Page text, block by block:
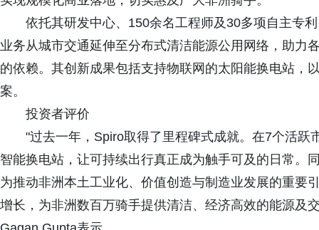
依托其研发中心、150余名工程师及30多项自主专
业务从城市交通延伸至分布式清洁能源公用网络，助力
的依赖。其创新成果包括支持物联网的太阳能换电站，
案。
投资者评价
"过去一年，Spiro取得了里程碑式成就。在7个活
智能换电站，让可持续出行真正成为触手可及的日常。
为推动非洲本土工业化、价值创造与制造业发展的重要
增长，为非洲数百万骑手提供清洁、经济高效的能源及